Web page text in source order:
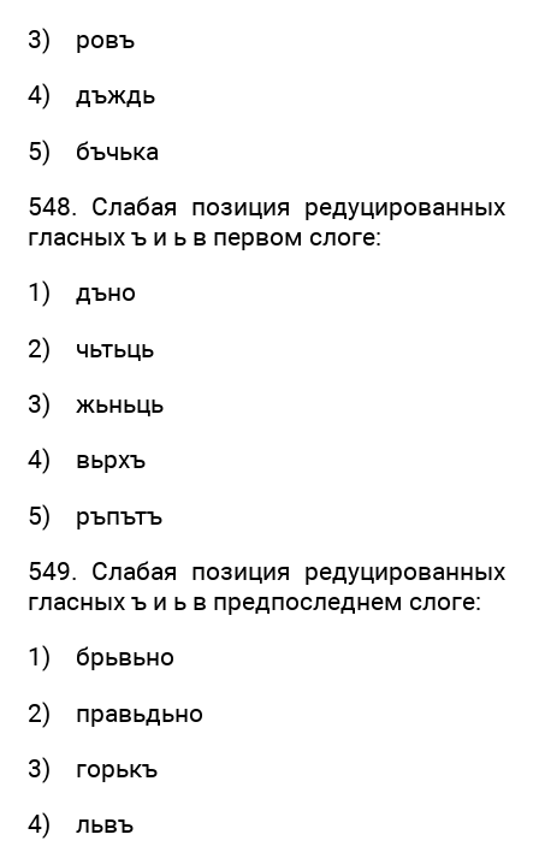
3) ровъ
4) дъждь
5) бъчька
548. Слабая позиция редуцированных
гласных ъ и ь в первом слоге:
1) дъно
2) чьтьць
3) жьньць
4) вьрхъ
5) ръпътъ
549. Слабая позиция редуцированных
гласных ъ и ь в предпоследнем слоге:
1) брьвьно
2) правьдьно
3) горькъ
4) львъ